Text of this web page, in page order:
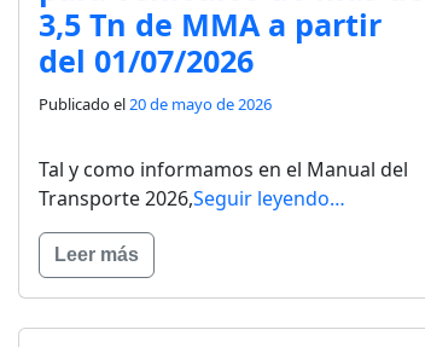
3,5 Tn de MMA a partir
del 01/07/2026
Publicado el20 de mayo de 2026
Tal y como informamos en el Manual del
Transporte 2026,Seguir leyendo…
Leer más